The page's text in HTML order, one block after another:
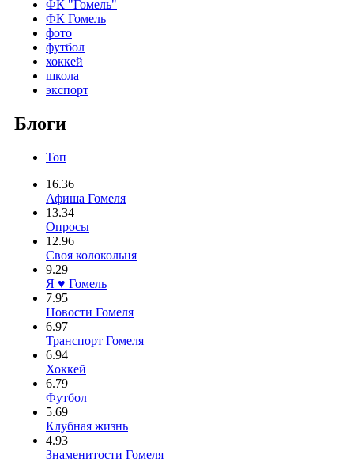
ФК "Гомель"
ФК Гомель
фото
футбол
хоккей
школа
экспорт
Блоги
Топ
16.36
Афиша Гомеля
13.34
Опросы
12.96
Своя колокольня
9.29
Я ♥ Гомель
7.95
Новости Гомеля
6.97
Транспорт Гомеля
6.94
Хоккей
6.79
Футбол
5.69
Клубная жизнь
4.93
Знаменитости Гомеля